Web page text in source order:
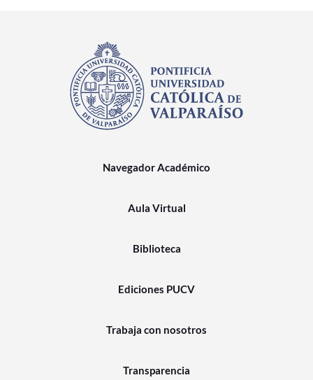
Navegador Académico
Aula Virtual
Biblioteca
Ediciones PUCV
Trabaja con nosotros
Transparencia